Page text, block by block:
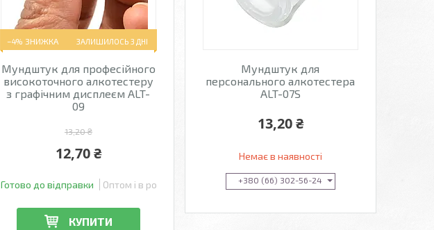
–4% ЗАЛИШИЛОСЬ 3 ДНІ
Мундштук для професійного
високоточного алкотестеру
з графічним дисплеєм ALT-
09
13,20 ₴
12,70 ₴
Готово до відправки Оптом і в роздріб
КУПИТИ
Мундштук для
персонального алкотестера
ALT-07S
13,20 ₴
Немає в наявності
+380 (66) 302-56-24